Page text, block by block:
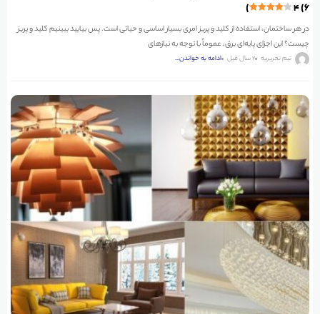
۴ (۶)
در هر ساختمان، استفاده از کلید و پریز امری بسیار اساسی و حیاتی است. پس بیایید ببینیم کلید و پریز
چیست؟ این اجزای پایه‌ای برق، عموماً با توجه به نیازهای
تیم تحریریه 2 سال قبل ادامه به خواندن...